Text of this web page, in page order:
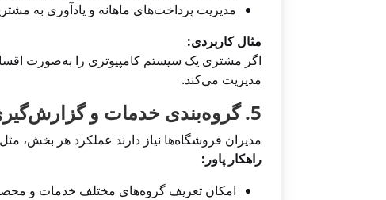
مدیریت پرداخت‌های ماهانه و یادآوری به
مثال کاربردی:
اگر مشتری یک سیستم کامپیوتری را به‌صورت
مدیریت می‌کند.
5. گروه‌بندی خدمات و گزارش‌گیری پیشرفته
مدیران فروشگاه‌ها نیاز دارند عملکرد هر بخش،
راهکار پاور:
امکان تعریف گروه‌های مختلف خدمات و